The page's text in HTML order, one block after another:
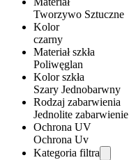
Tworzywo Sztuczne
Kolor
czarny
Materiał szkła
Poliwęglan
Kolor szkła
Szary Jednobarwny
Rodzaj zabarwienia
Jednolite zabarwienie
Ochrona UV
Ochrona Uv
Kategoria filtra